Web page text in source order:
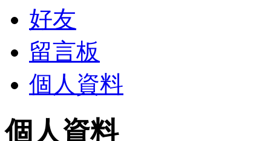
好友
留言板
個人資料
個人資料